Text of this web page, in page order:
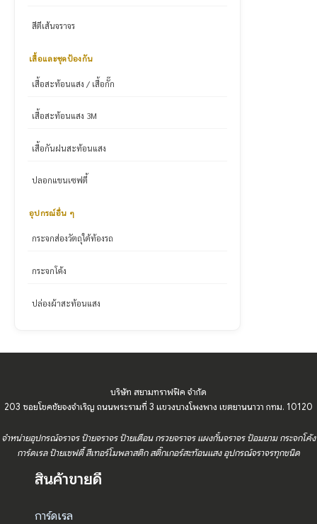
สีตีเส้นจราจร
เสื้อและชุดป้องกัน
เสื้อสะท้อนแสง / เสื้อกั๊ก
เสื้อสะท้อนแสง 3M
เสื้อกันฝนสะท้อนแสง
ปลอกแขนเซฟตี้
อุปกรณ์อื่น ๆ
กระจกส่องวัตถุใต้ท้องรถ
กระจกโค้ง
ปล่องผ้าสะท้อนแสง
บริษัท สยามทราฟฟิค จำกัด
203 ซอยโชคชัยจงจำเริญ ถนนพระรามที่ 3 แขวงบางโพงพาง เขตยานนาวา กทม. 10120
จำหน่ายอุปกรณ์จราจร ป้ายจราจร ป้ายเตือน กรวยจราจร แผงกั้นจราจร ป้อมยาม กระจกโค้ง
การ์ดเรล ป้ายเซฟตี้ สีเทอร์โมพลาสติก สติ๊กเกอร์สะท้อนแสง อุปกรณ์จราจรทุกชนิด
สินค้าขายดี
การ์ดเรล